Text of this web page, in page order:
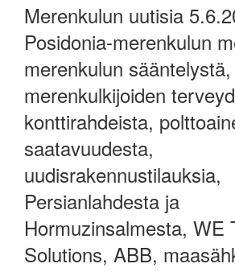
Merenkulun uutisia
Posidonia-merenkulun
merenkulun sääntelystä,
merenkulkijoiden
konttirahdeista,
saatavuudesta,
uudisrakennustilauksia,
Persianlahdesta ja
Hormuzinsalmesta, WE
Solutions, ABB,